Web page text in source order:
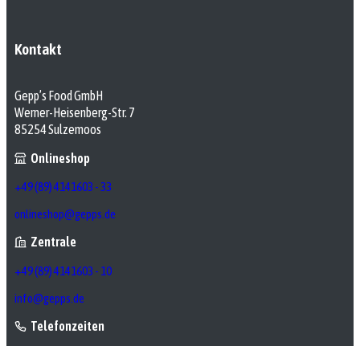
Kontakt
Gepp’s Food GmbH
Werner-Heisenberg-Str. 7
85254 Sulzemoos
Onlineshop
+49 (89) 4141603 - 33
onlineshop@gepps.de
Zentrale
+49 (89) 4141603 - 10
info@gepps.de
Telefonzeiten